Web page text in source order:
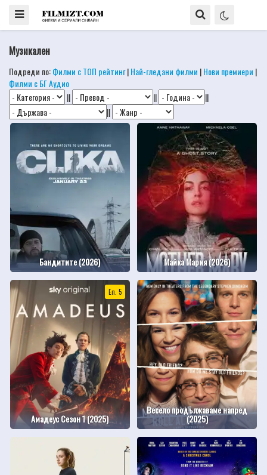
Музикален
Подреди по:Филми с ТОП рейтинг|Най-гледани филми |Нови премиери |
Филми с БГ Аудио
||
||
||
||
Бандитите (2026) Майка Мария (2026)
Еп. 5
Амадеус Сезон 1 (2025)
Весело продължаваме напред
(2025)